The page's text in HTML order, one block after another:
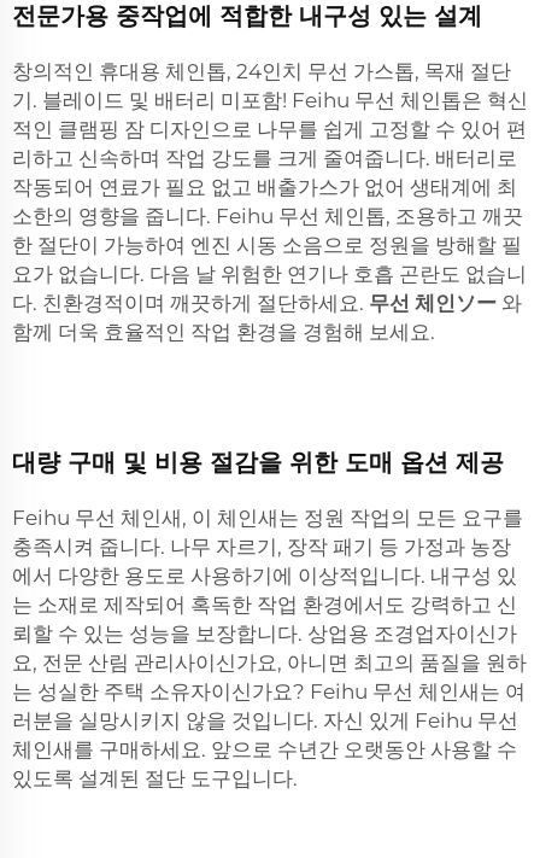
전문가용 중작업에 적합한 내구성 있는 설계
창의적인 휴대용 체인톱, 24인치 무선 가스톱, 목재 절단
기. 블레이드 및 배터리 미포함! Feihu 무선 체인톱은 혁신
적인 클램핑 잠 디자인으로 나무를 쉽게 고정할 수 있어 편
리하고 신속하며 작업 강도를 크게 줄여줍니다. 배터리로
작동되어 연료가 필요 없고 배출가스가 없어 생태계에 최
소한의 영향을 줍니다. Feihu 무선 체인톱, 조용하고 깨끗
한 절단이 가능하여 엔진 시동 소음으로 정원을 방해할 필
요가 없습니다. 다음 날 위험한 연기나 호흡 곤란도 없습니
다. 친환경적이며 깨끗하게 절단하세요. 무선 체인ソー 와
함께 더욱 효율적인 작업 환경을 경험해 보세요.
대량 구매 및 비용 절감을 위한 도매 옵션 제공
Feihu 무선 체인새, 이 체인새는 정원 작업의 모든 요구를
충족시켜 줍니다. 나무 자르기, 장작 패기 등 가정과 농장
에서 다양한 용도로 사용하기에 이상적입니다. 내구성 있
는 소재로 제작되어 혹독한 작업 환경에서도 강력하고 신
뢰할 수 있는 성능을 보장합니다. 상업용 조경업자이신가
요, 전문 산림 관리사이신가요, 아니면 최고의 품질을 원하
는 성실한 주택 소유자이신가요? Feihu 무선 체인새는 여
러분을 실망시키지 않을 것입니다. 자신 있게 Feihu 무선
체인새를 구매하세요. 앞으로 수년간 오랫동안 사용할 수
있도록 설계된 절단 도구입니다.